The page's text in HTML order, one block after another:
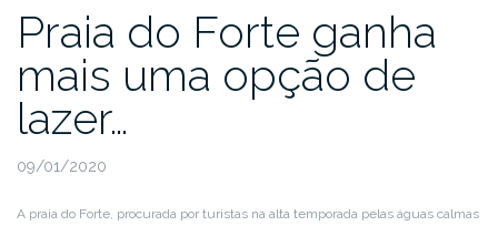
Praia do Forte ganha
mais uma opção de
lazer…
09/01/2020
A praia do Forte, procurada por turistas na alta temporada pelas águas calmas